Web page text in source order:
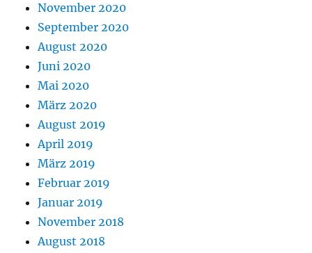
November 2020
September 2020
August 2020
Juni 2020
Mai 2020
März 2020
August 2019
April 2019
März 2019
Februar 2019
Januar 2019
November 2018
August 2018